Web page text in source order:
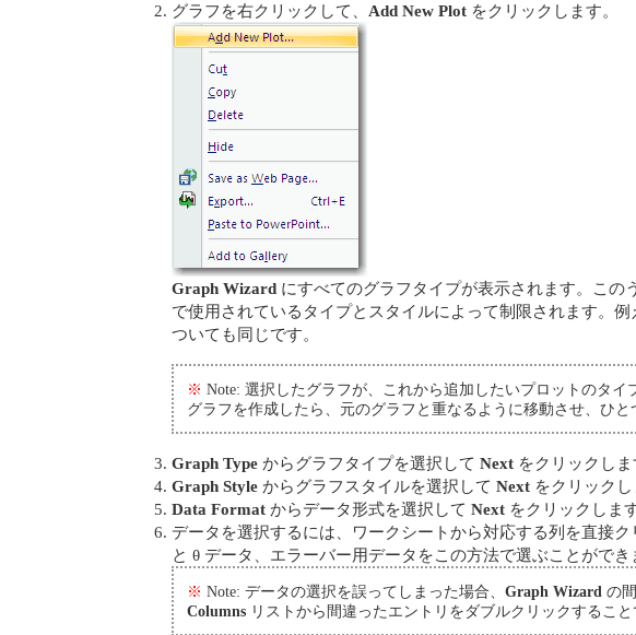
グラフを右クリックして、 Add New Plot をクリックします。
Graph Wizard にすべてのグラフタイプが表示されます。この
で使用されているタイプとスタイルによって制限されます。
ついても同じです。
※ Note: 選択したグラフが、これから追加したいプロットのタ
グラフを作成したら、元のグラフと重なるように移動させ、ひ
Graph Type からグラフタイプを選択して Next をクリックしま
Graph Style からグラフスタイルを選択して Next をクリックし
Data Format からデータ形式を選択して Next をクリックします
データを選択するには、ワークシートから対応する列を直接
と θ データ、エラーバー用データをこの方法で選ぶことができ
※ Note: データの選択を誤ってしまった場合、 Graph Wizard の
Columns リストから間違ったエントリをダブルクリックするこ